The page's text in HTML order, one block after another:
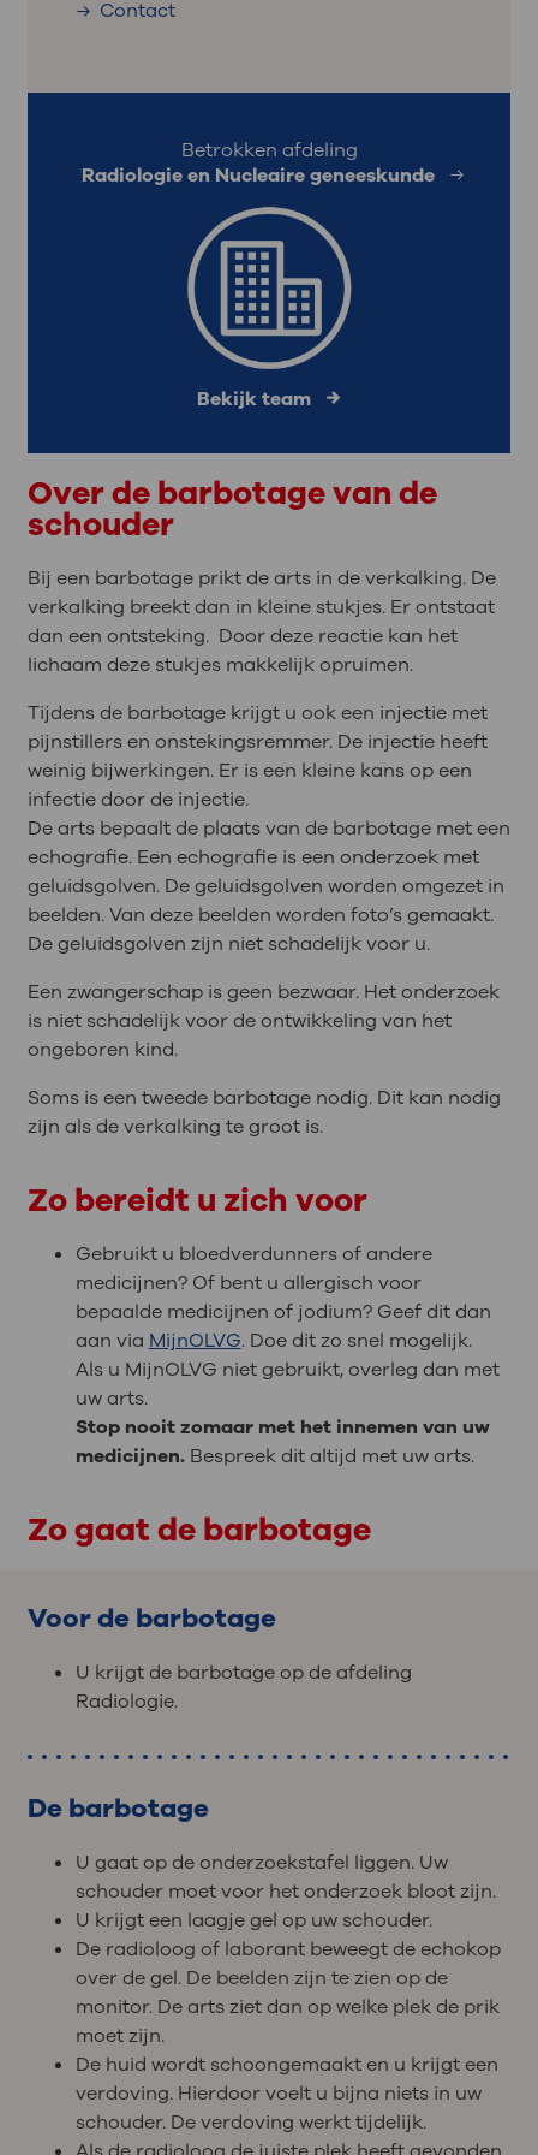
Contact
Betrokken afdeling
Radiologie en Nucleaire geneeskunde
Bekijk team
Over de barbotage van de
schouder
Bij een barbotage prikt de arts in de verkalking. De
verkalking breekt dan in kleine stukjes. Er ontstaat
dan een ontsteking. Door deze reactie kan het
lichaam deze stukjes makkelijk opruimen.
Tijdens de barbotage krijgt u ook een injectie met
pijnstillers en onstekingsremmer. De injectie heeft
weinig bijwerkingen. Er is een kleine kans op een
infectie door de injectie.
De arts bepaalt de plaats van de barbotage met een
echografie. Een echografie is een onderzoek met
geluidsgolven. De geluidsgolven worden omgezet in
beelden. Van deze beelden worden foto’s gemaakt.
De geluidsgolven zijn niet schadelijk voor u.
Een zwangerschap is geen bezwaar. Het onderzoek
is niet schadelijk voor de ontwikkeling van het
ongeboren kind.
Soms is een tweede barbotage nodig. Dit kan nodig
zijn als de verkalking te groot is.
Zo bereidt u zich voor
Gebruikt u bloedverdunners of andere
medicijnen? Of bent u allergisch voor
bepaalde medicijnen of jodium? Geef dit dan
aan via MijnOLVG. Doe dit zo snel mogelijk.
Als u MijnOLVG niet gebruikt, overleg dan met
uw arts.
Stop nooit zomaar met het innemen van uw
medicijnen.Bespreek dit altijd met uw arts.
Zo gaat de barbotage
Voor de barbotage
U krijgt de barbotage op de afdeling
Radiologie.
De barbotage
U gaat op de onderzoekstafel liggen. Uw
schouder moet voor het onderzoek bloot zijn.
U krijgt een laagje gel op uw schouder.
De radioloog of laborant beweegt de echokop
over de gel. De beelden zijn te zien op de
monitor. De arts ziet dan op welke plek de prik
moet zijn.
De huid wordt schoongemaakt en u krijgt een
verdoving. Hierdoor voelt u bijna niets in uw
schouder. De verdoving werkt tijdelijk.